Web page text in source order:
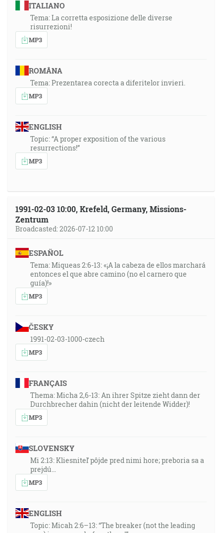
ITALIANO
Tema: La corretta esposizione delle diverse
risurrezioni!
MP3
ROMÂNA
Tema: Prezentarea corecta a diferitelor invieri.
MP3
ENGLISH
Topic: “A proper exposition of the various
resurrections!”
MP3
1991-02-03 10:00, Krefeld, Germany, Missions-
Zentrum
Broadcasted: 2026-07-12 10:00
ESPAÑOL
Tema: Miqueas 2:6-13: «¡A la cabeza de ellos marchará
entonces el que abre camino (no el carnero que
guía)!»
MP3
ČESKY
1991-02-03-1000-czech
MP3
FRANÇAIS
Thema: Micha 2,6-13: An ihrer Spitze zieht dann der
Durchbrecher dahin (nicht der leitende Widder)!
MP3
SLOVENSKY
Mi 2:13: Kliesniteľ pôjde pred nimi hore; preboria sa a
prejdú…
MP3
ENGLISH
Topic: Micah 2:6–13: “The breaker (not the leading